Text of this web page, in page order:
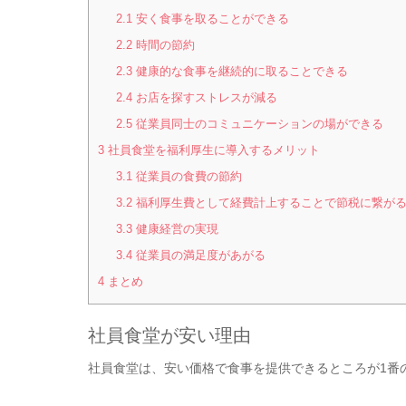
2.1安く食事を取ることができる
2.2時間の節約
2.3健康的な食事を継続的に取ることできる
2.4お店を探すストレスが減る
2.5従業員同士のコミュニケーションの場ができる
3 社員食堂を福利厚生に導入するメリット
3.1従業員の食費の節約
3.2福利厚生費として経費計上することで節税に繋がる
3.3健康経営の実現
3.4従業員の満足度があがる
4 まとめ
社員食堂が安い理由
社員食堂は、安い価格で食事を提供できるところが1番